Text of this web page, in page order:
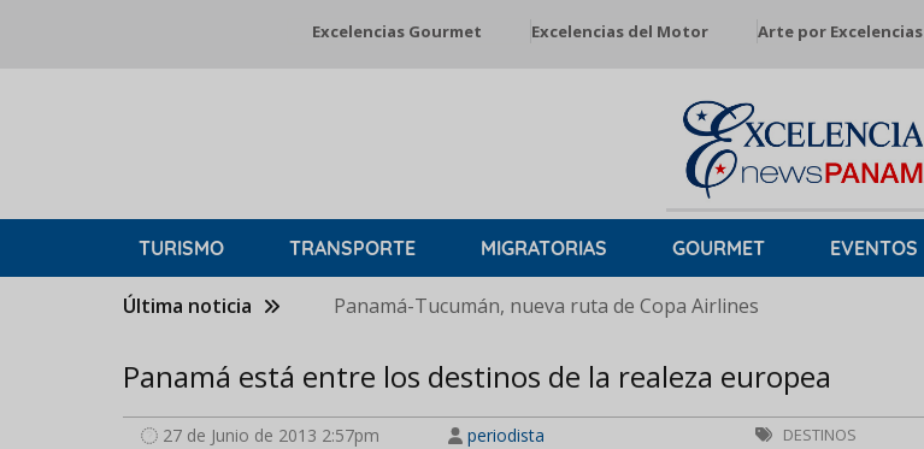
Excelencias Gourmet Excelencias del Motor Arte por Excelencias
TURISMO TRANSPORTE MIGRATORIAS GOURMET EVENTOS
Última noticia Panamá-Tucumán, nueva ruta de Copa Airlines
Panamá está entre los destinos de la realeza europea
27 de Junio de 2013 2:57pm periodista DESTINOS